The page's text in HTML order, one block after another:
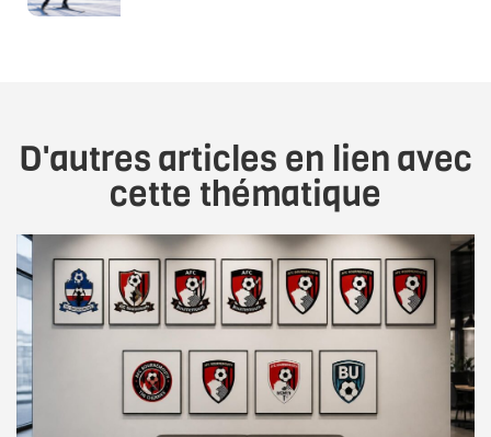
D'autres articles en lien avec
cette thématique